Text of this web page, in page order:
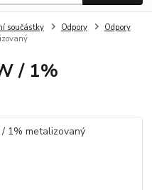
součástky Odpory
Odpory
/ 1%